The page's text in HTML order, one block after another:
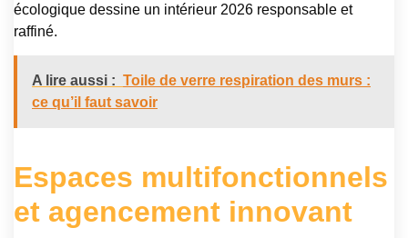
écologique dessine un intérieur 2026 responsable et
raffiné.
A lire aussi : Toile de verre respiration des murs :
ce qu’il faut savoir
Espaces multifonctionnels
et agencement innovant